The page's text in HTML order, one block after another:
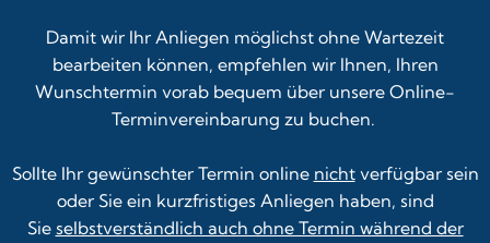
Damit wir Ihr Anliegen möglichst ohne Wartezeit
bearbeiten können, empfehlen wir Ihnen, Ihren
Wunschtermin vorab bequem über unsere Online-
Terminvereinbarung zu buchen.
Sollte Ihr gewünschter Termin online nichtverfügbar sein
oder Sie ein kurzfristiges Anliegen haben, sind
Sie selbstverständlich auch ohne Termin während der